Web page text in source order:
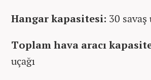
Hangar kapasitesi: 30 savaş
Toplam hava aracı
uçağı